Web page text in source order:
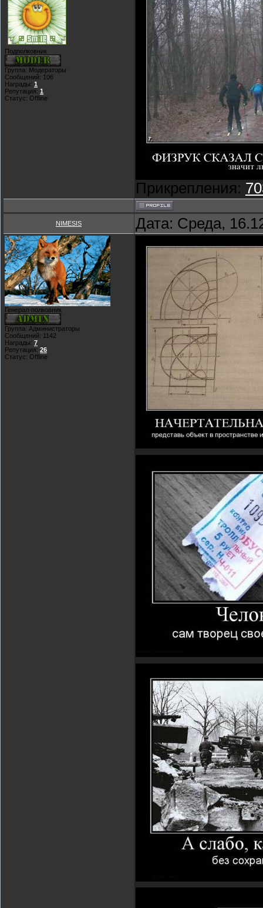
Подполковник
Группа: Модераторы
Сообщений: 106
Награды: 1
Репутация: 1
Статус: Offline
Прикрепления:
NIMESIS Дата: Среда,
Генерал-полковник
Группа: Администраторы
Сообщений: 1142
Награды: 7
Репутация: 26
Статус: Offline